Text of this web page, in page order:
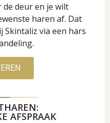
deur en je wilt
haren af. Dat
Skintaliz via een hars
AFSPRAAK